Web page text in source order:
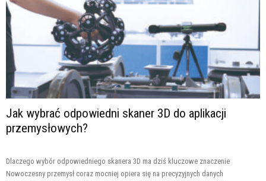
Jak wybrać odpowiedni skaner 3D do aplikacji
przemysłowych?
Dlaczego wybór odpowiedniego skanera 3D ma dziś kluczowe znaczenie
Nowoczesny przemysł coraz mocniej opiera się na precyzyjnych danych